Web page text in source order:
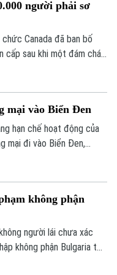
phán với Oman.
người phải sơ
Canada đã ban bố
cấp sau khi một đám cháy
mại vào Biển Đen
hạn chế hoạt động của
mại đi vào Biển Đen,
không phận
người lái chưa xác
không phận Bulgaria từ